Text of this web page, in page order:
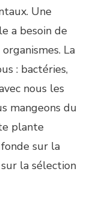
Une
a besoin de
La
: bactéries,
nous les
mangeons du
plante
sur la
la sélection